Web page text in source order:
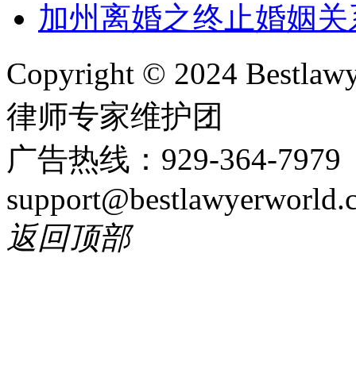
加州离婚之终止婚姻关
Copyright © 2024
律师专家维护团
广告热线：929-364-
返回顶部